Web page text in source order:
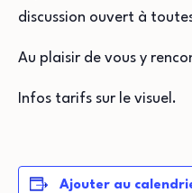
discussion ouvert à
Au plaisir de vous y
Infos tarifs sur le visuel.
Ajouter au